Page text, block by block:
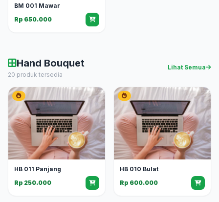
BM 001 Mawar
Rp 650.000
Hand Bouquet
20 produk tersedia
Lihat Semua
HB 011 Panjang
Rp 250.000
HB 010 Bulat
Rp 600.000